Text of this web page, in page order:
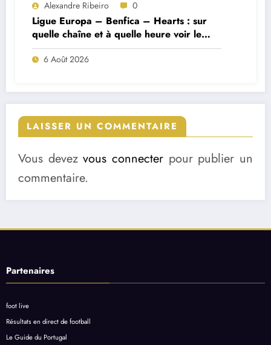
Alexandre Ribeiro 0
Ligue Europa – Benfica – Hearts : sur
quelle chaîne et à quelle heure voir le
match ?
6 Août 2026
LAISSER UN COMMENTAIRE
Vous devezvous connecter pour publier un
commentaire.
Partenaires
foot live
Résultats en direct de football
Le Guide du Portugal